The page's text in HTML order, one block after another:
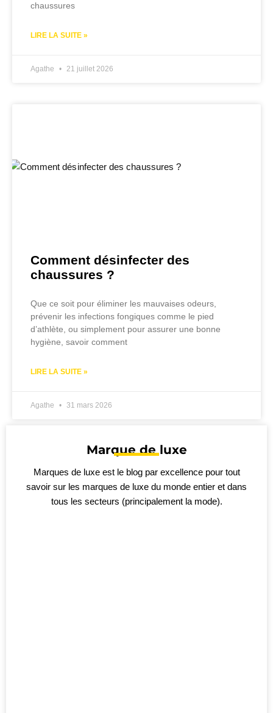
chaussures
LIRE LA SUITE »
Agathe 21 juillet 2026
Comment désinfecter des
chaussures ?
Que ce soit pour éliminer les mauvaises odeurs,
prévenir les infections fongiques comme le pied
d’athlète, ou simplement pour assurer une bonne
hygiène, savoir comment
LIRE LA SUITE »
Agathe 31 mars 2026
Marque de luxe
Marques de luxe est le blog par excellence pour tout
savoir sur les marques de luxe du monde entier et dans
tous les secteurs (principalement la mode).